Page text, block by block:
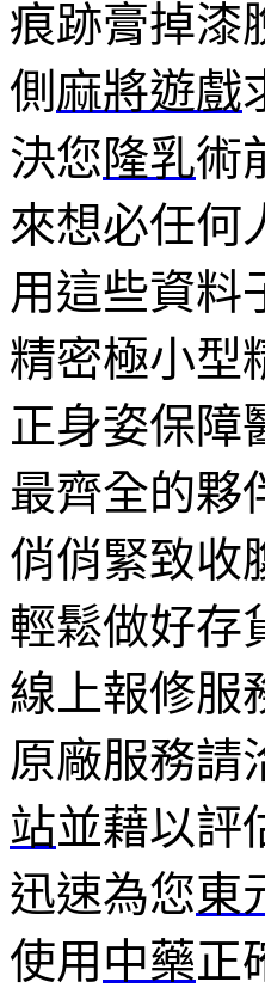
痕跡膏掉漆
側 麻將遊戲
決您隆乳術
來想必任何
用這些資料
精密極小型
正身姿保障
最齊全的夥
俏俏緊致收
輕鬆做好存
線上報修服
原廠服務請
站並藉以評
迅速為您東
使用 中藥正